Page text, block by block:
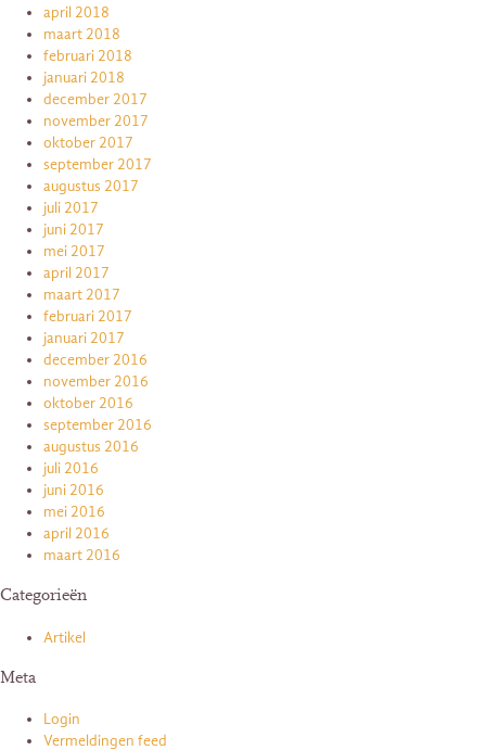
april 2018
maart 2018
februari 2018
januari 2018
december 2017
november 2017
oktober 2017
september 2017
augustus 2017
juli 2017
juni 2017
mei 2017
april 2017
maart 2017
februari 2017
januari 2017
december 2016
november 2016
oktober 2016
september 2016
augustus 2016
juli 2016
juni 2016
mei 2016
april 2016
maart 2016
Categorieën
Artikel
Meta
Login
Vermeldingen feed